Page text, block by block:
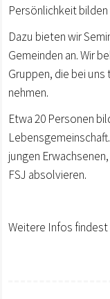
Persönlichkeit
Dazu bieten wir
Gemeinden an. Wir
Gruppen, die bei
nehmen.
Etwa 20 Personen
jungen
FSJ absolvieren.
Weitere Infos